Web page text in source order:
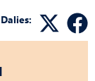
Dalies: